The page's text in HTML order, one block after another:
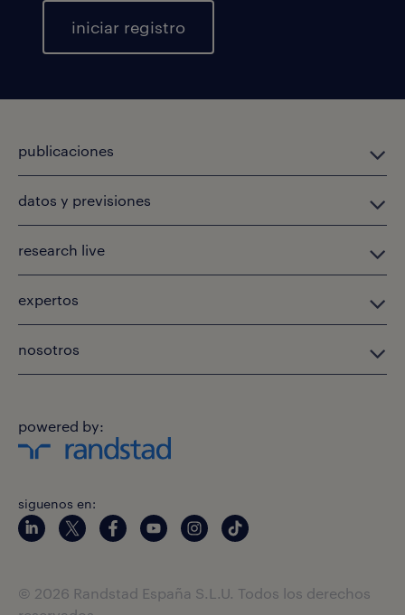
iniciar registro
publicaciones
datos y previsiones
research live
expertos
nosotros
powered by:
siguenos en:
© 2026 Randstad España S.L.U. Todos los derechos